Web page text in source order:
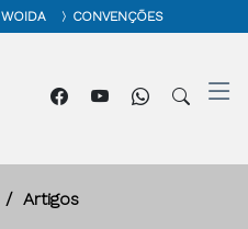
WOIDA CONVENÇÕES
Artigos